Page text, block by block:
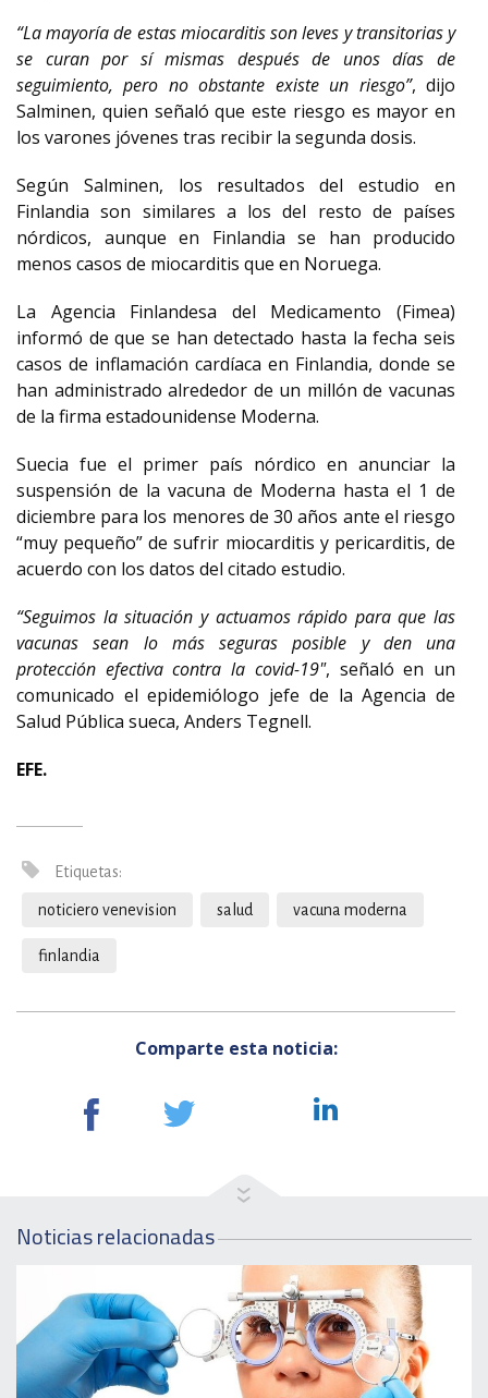
“La mayoría de estas miocarditis son leves y transitorias y
se curan por sí mismas después de unos días de
seguimiento, pero no obstante existe un riesgo”, dijo
Salminen, quien señaló que este riesgo es mayor en
los varones jóvenes tras recibir la segunda dosis.
Según Salminen, los resultados del estudio en
Finlandia son similares a los del resto de países
nórdicos, aunque en Finlandia se han producido
menos casos de miocarditis que en Noruega.
La Agencia Finlandesa del Medicamento (Fimea)
informó de que se han detectado hasta la fecha seis
casos de inflamación cardíaca en Finlandia, donde se
han administrado alrededor de un millón de vacunas
de la firma estadounidense Moderna.
Suecia fue el primer país nórdico en anunciar la
suspensión de la vacuna de Moderna hasta el 1 de
diciembre para los menores de 30 años ante el riesgo
“muy pequeño” de sufrir miocarditis y pericarditis, de
acuerdo con los datos del citado estudio.
“Seguimos la situación y actuamos rápido para que las
vacunas sean lo más seguras posible y den una
protección efectiva contra la covid-19", señaló en un
comunicado el epidemiólogo jefe de la Agencia de
Salud Pública sueca, Anders Tegnell.
EFE.
Etiquetas:
noticiero venevision salud vacuna moderna
finlandia
Comparte esta noticia:
Noticias relacionadas